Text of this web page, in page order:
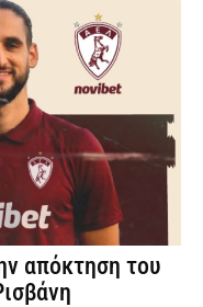
απόκτηση του